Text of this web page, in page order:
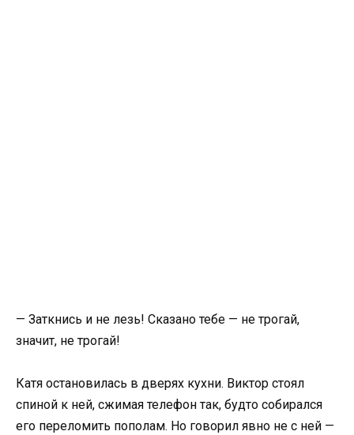
— Заткнись и не лезь! Сказано тебе — не трогай,
значит, не трогай!
Катя остановилась в дверях кухни. Виктор стоял
спиной к ней, сжимая телефон так, будто собирался
его переломить пополам. Но говорил явно не с ней —